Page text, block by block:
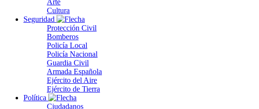
Arte
Cultura
Seguridad
Protección Civil
Bomberos
Policía Local
Policía Nacional
Guardia Civil
Armada Española
Ejército del Aire
Ejército de Tierra
Política
Ciudadanos